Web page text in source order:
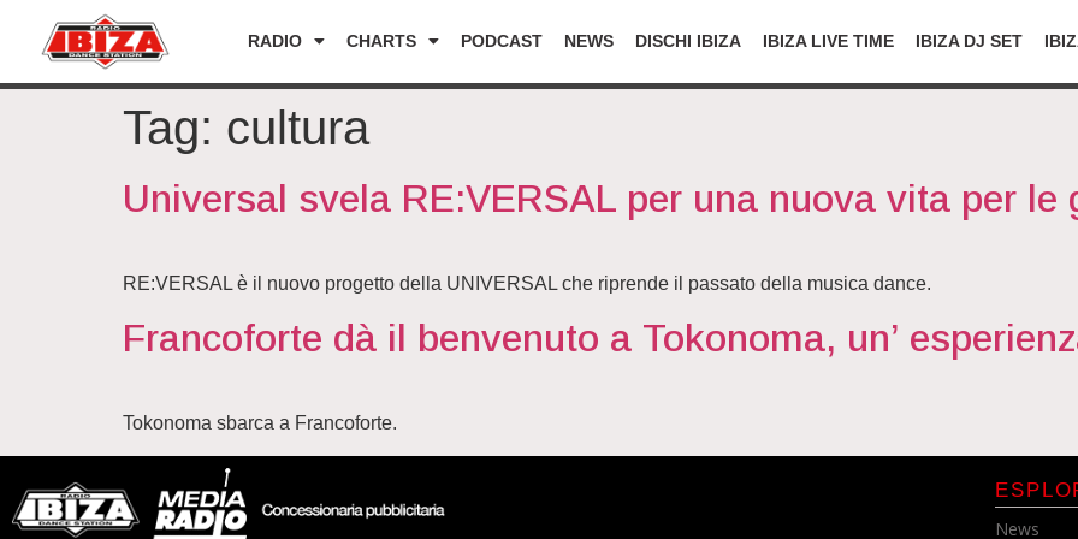
RADIO CHARTS PODCAST NEWS DISCHI IBIZA IBIZA LIVE TIME IBIZA DJ SET
Tag: cultura
Universal svela RE:VERSAL per una nuova vita per le
RE:VERSAL è il nuovo progetto della UNIVERSAL che riprende il passato della musica dance.
Francoforte dà il benvenuto a Tokonoma, un’
Tokonoma sbarca a Francoforte.
News